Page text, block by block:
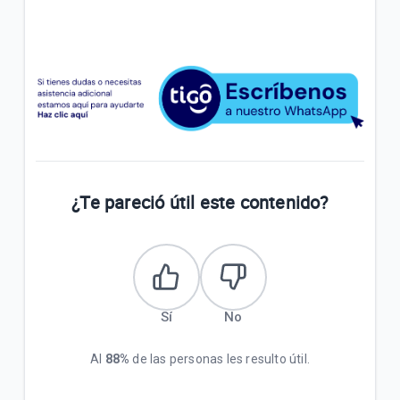
¿Te pareció útil este contenido?
Sí No
Al 88% de las personas les resulto útil.